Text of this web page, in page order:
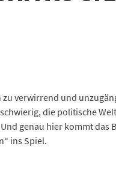
zu verwirrend und
die politische
genau hier kommt das
ins Spiel.